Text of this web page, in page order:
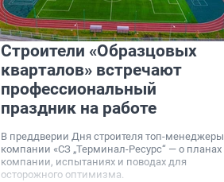
Строители «Образцовых
кварталов» встречают
профессиональный
праздник на работе
В преддверии Дня строителя топ-менеджеры
компании «СЗ „Терминал-Ресурс“ — о планах
компании, испытаниях и поводах для
осторожного оптимизма.